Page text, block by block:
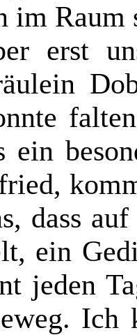
im Raum
erst
ein
dass
ein
jeden